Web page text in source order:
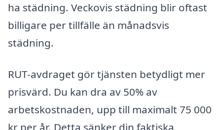
ha städning. Veckovis städning blir oftast
billigare per tillfälle än månadsvis
städning.
RUT-avdraget gör tjänsten betydligt mer
prisvärd. Du kan dra av 50% av
arbetskostnaden, upp till maximalt 75 000
kr per år. Detta sänker din faktiska